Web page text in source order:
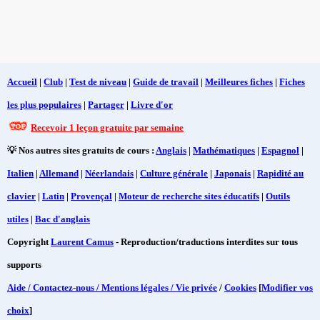
Accueil | Club | Test de niveau | Guide de travail | Meilleures fiches | Fiches
les plus populaires | Partager | Livre d'or
Recevoir 1 leçon gratuite par semaine
💡 Nos autres sites gratuits de cours : Anglais | Mathématiques | Espagnol |
Italien | Allemand | Néerlandais | Culture générale | Japonais | Rapidité au
clavier | Latin | Provençal | Moteur de recherche sites éducatifs | Outils
utiles | Bac d'anglais
CopyrightLaurent Camus - Reproduction/traductions interdites sur tous
supports
Aide / Contactez-nous / Mentions légales / Vie privée / Cookies [Modifier vos
choix]